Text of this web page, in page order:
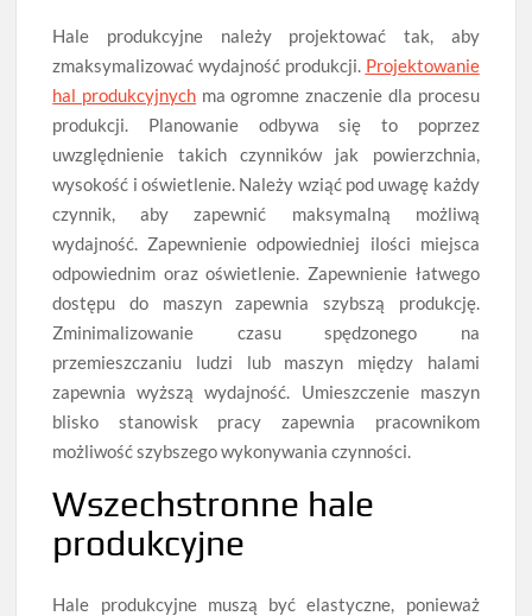
Hale produkcyjne należy projektować tak, aby
zmaksymalizować wydajność produkcji. Projektowanie
hal produkcyjnych ma ogromne znaczenie dla procesu
produkcji. Planowanie odbywa się to poprzez
uwzględnienie takich czynników jak powierzchnia,
wysokość i oświetlenie. Należy wziąć pod uwagę każdy
czynnik, aby zapewnić maksymalną możliwą
wydajność. Zapewnienie odpowiedniej ilości miejsca
odpowiednim oraz oświetlenie. Zapewnienie łatwego
dostępu do maszyn zapewnia szybszą produkcję.
Zminimalizowanie czasu spędzonego na
przemieszczaniu ludzi lub maszyn między halami
zapewnia wyższą wydajność. Umieszczenie maszyn
blisko stanowisk pracy zapewnia pracownikom
możliwość szybszego wykonywania czynności.
Wszechstronne hale
produkcyjne
Hale produkcyjne muszą być elastyczne, ponieważ